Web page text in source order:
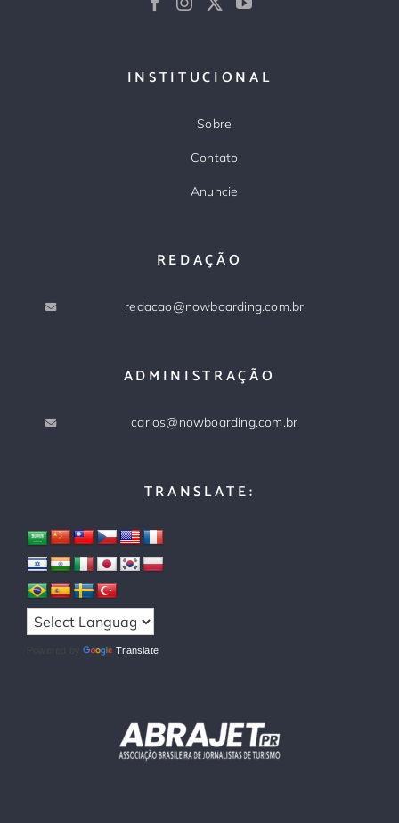
INSTITUCIONAL
Sobre
Contato
Anuncie
REDAÇÃO
redacao@nowboarding.com.br
ADMINISTRAÇÃO
carlos@nowboarding.com.br
TRANSLATE:
Powered by Translate